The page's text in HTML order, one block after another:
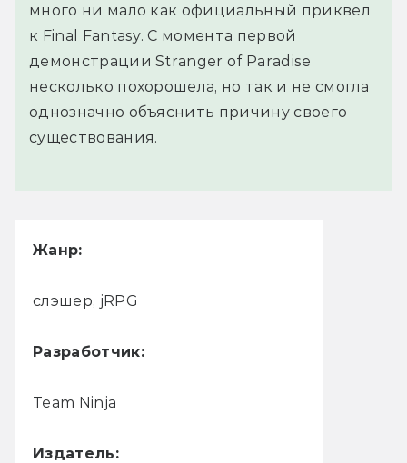
много ни мало как официальный приквел
к Final Fantasy. С момента первой
демонстрации Stranger of Paradise
несколько похорошела, но так и не смогла
однозначно объяснить причину своего
существования.
Жанр:
слэшер, jRPG
Разработчик:
Team Ninja
Издатель: